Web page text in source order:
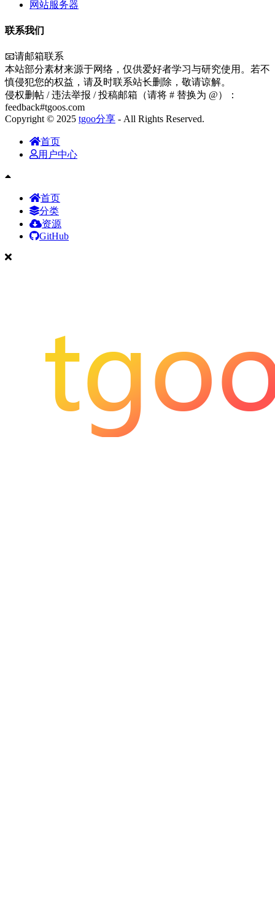
网站服务器
联系我们
📧请邮箱联系
本站部分素材来源于网络，仅供爱好者学习与研究使用。若不
慎侵犯您的权益，请及时联系站长删除，敬请谅解。
侵权删帖 / 违法举报 / 投稿邮箱（请将 # 替换为 @）：
feedback#tgoos.com
Copyright © 2025 tgoo分享 - All Rights Reserved.
首页
用户中心
首页
分类
资源
GitHub